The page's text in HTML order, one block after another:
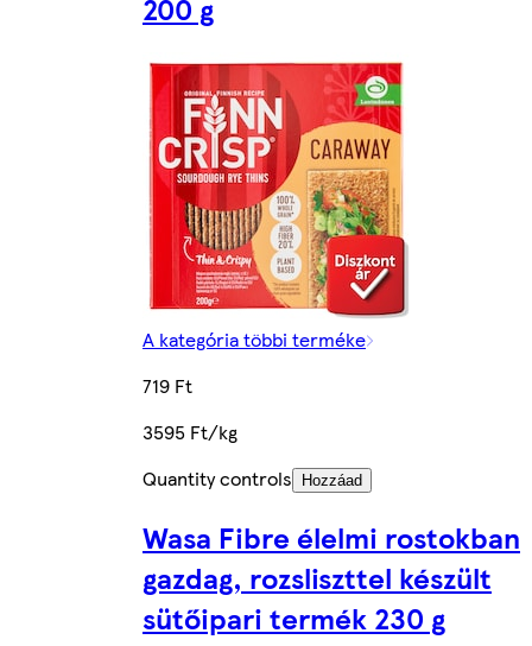
A kategória többi terméke
719 Ft
3595 Ft/kg
Quantity controls
Hozzáad
Wasa Fibre élelmi rostokban
gazdag, rozsliszttel készült
sütőipari termék 230 g